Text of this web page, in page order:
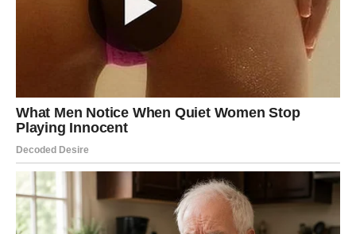
PREUZMITE BESPLATNO!
⋆ KNJIGA SA RECEPTIMA ⋆
Upiši svoj email i preuzmi BESPLATNU
knjigu s receptima! Uživaj u jednostavnim
i ukusnim jelima koja će osvojiti tvoje